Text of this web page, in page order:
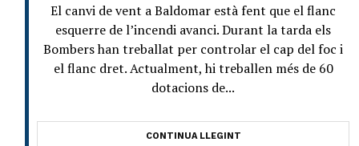
El canvi de vent a Baldomar està fent que el flanc
esquerre de l’incendi avanci. Durant la tarda els
Bombers han treballat per controlar el cap del foc i
el flanc dret. Actualment, hi treballen més de 60
dotacions de...
CONTINUA LLEGINT